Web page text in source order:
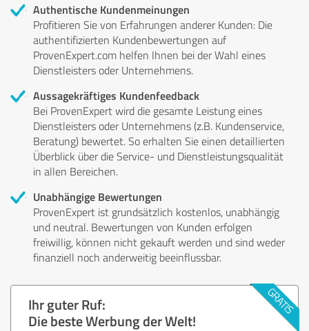
Authentische Kundenmeinungen
Profitieren Sie von Erfahrungen anderer Kunden: Die
authentifizierten Kundenbewertungen auf
ProvenExpert.com helfen Ihnen bei der Wahl eines
Dienstleisters oder Unternehmens.
Aussagekräftiges Kundenfeedback
Bei ProvenExpert wird die gesamte Leistung eines
Dienstleisters oder Unternehmens (z.B. Kundenservice,
Beratung) bewertet. So erhalten Sie einen detaillierten
Überblick über die Service- und Dienstleistungsqualität
in allen Bereichen.
Unabhängige Bewertungen
ProvenExpert ist grundsätzlich kostenlos, unabhängig
und neutral. Bewertungen von Kunden erfolgen
freiwillig, können nicht gekauft werden und sind weder
finanziell noch anderweitig beeinflussbar.
Ihr guter Ruf:
Die beste Werbung der Welt!